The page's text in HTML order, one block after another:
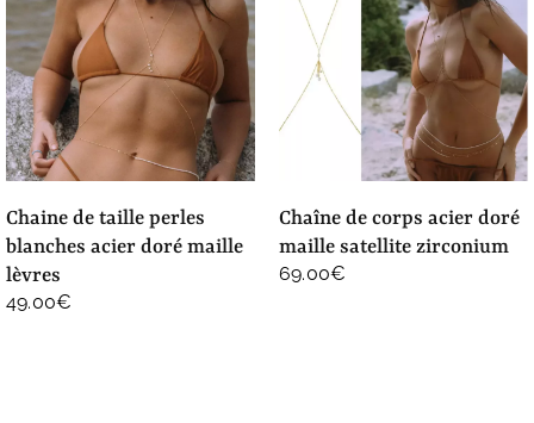
chaine de taille perles
blanches acier doré maille
lèvres
49.00€
chaîne de corps acier doré
maille satellite zirconium
69.00€